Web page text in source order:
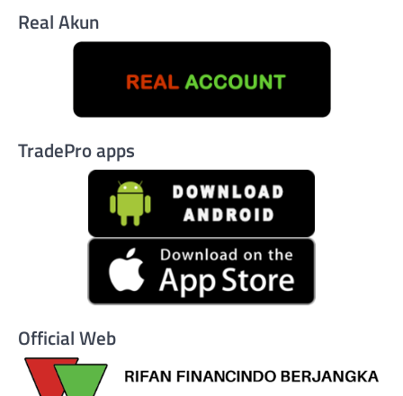
Real Akun
TradePro apps
Official Web